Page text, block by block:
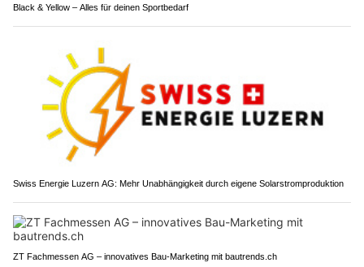
Black & Yellow – Alles für deinen Sportbedarf
Swiss Energie Luzern AG: Mehr Unabhängigkeit durch eigene Solarstromproduktion
ZT Fachmessen AG – innovatives Bau-Marketing mit bautrends.ch